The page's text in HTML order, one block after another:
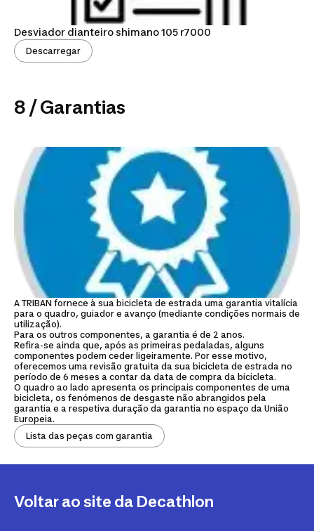
Desviador dianteiro shimano 105 r7000
Descarregar
8 / Garantias
A TRIBAN fornece à sua bicicleta de estrada uma garantia vitalícia
para o quadro, guiador e avanço (mediante condições normais de
utilização).
Para os outros componentes, a garantia é de 2 anos.
Refira-se ainda que, após as primeiras pedaladas, alguns
componentes podem ceder ligeiramente. Por esse motivo,
oferecemos uma revisão gratuita da sua bicicleta de estrada no
período de 6 meses a contar da data de compra da bicicleta.
O quadro ao lado apresenta os principais componentes de uma
bicicleta, os fenómenos de desgaste não abrangidos pela
garantia e a respetiva duração da garantia no espaço da União
Europeia.
Lista das peças com garantia
Voltar ao site da Decathlon